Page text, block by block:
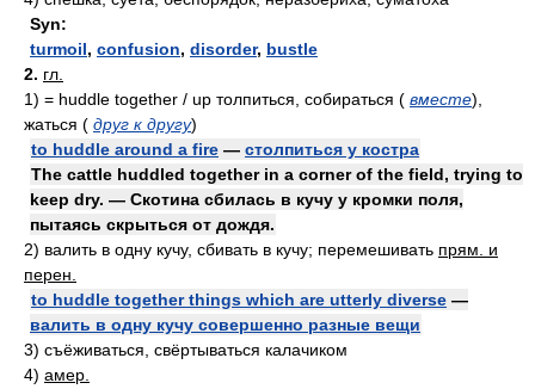
Syn:
turmoil, confusion, disorder, bustle
2. гл.
1) = huddle together / up толпиться, собираться ( вместе)
жаться ( друг к другу)
to huddle around a fire — столпиться у костра
The cattle huddled together in a corner of the field, trying to
keep dry. — Скотина сбилась в кучу у кромки поля,
пытаясь скрыться от дождя.
2) валить в одну кучу, сбивать в кучу; перемешивать прям. и
перен.
to huddle together things which are utterly diverse —
валить в одну кучу совершенно разные вещи
3) съёживаться, свёртываться калачиком
4) амер.